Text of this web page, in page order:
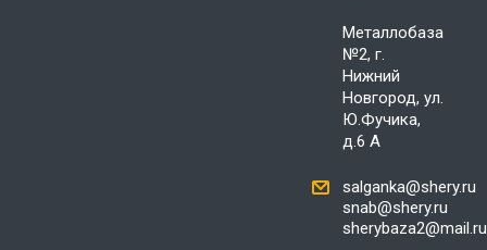
Металлобаза
№2, г.
Нижний
Новгород, ул.
Ю.Фучика,
д.6 А
salganka@shery.ru
snab@shery.ru
sherybaza2@mail.ru